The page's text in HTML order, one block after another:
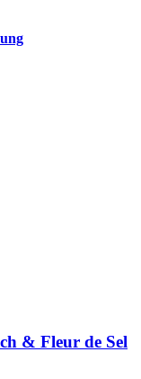
& Fleur de Sel